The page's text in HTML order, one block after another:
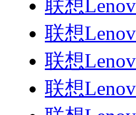
联想
联想
联想
联想